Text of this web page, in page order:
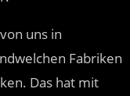
uns in
Fabriken
Das hat mit